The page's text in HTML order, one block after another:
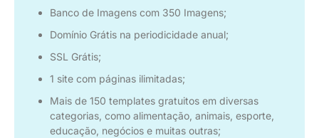
Banco de Imagens com 350 Imagens;
Domínio Grátis na periodicidade anual;
SSL Grátis;
1 site com páginas ilimitadas;
Mais de 150 templates gratuitos em diversas
categorias, como alimentação, animais, esporte,
educação, negócios e muitas outras;